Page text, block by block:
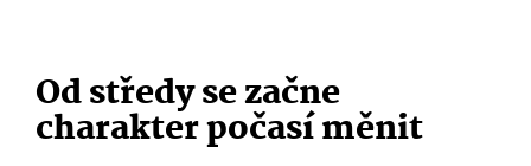
Od středy se začne
charakter počasí měnit